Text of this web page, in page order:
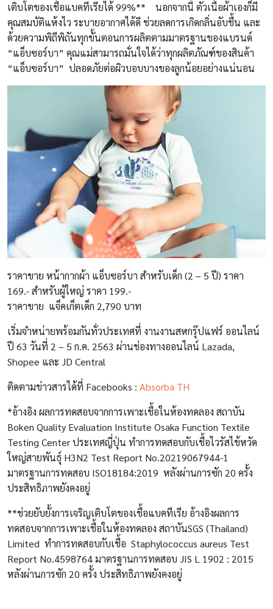
เติบโตของเชื้อแบคทีเรียได้ 99%**
นอกจากนี้ ตัวเนื้อผ้าเองก็มี
คุณสมบัติแห้งไว ระบายอากาศได้ดี ช่วยลดการเกิดกลิ่นอับชื้น และ
ด้วยความพิถีพิถันทุกขั้นตอนการผลิตตามมาตรฐานของแบรนด์
“แอ็บซอร์บา” คุณแม่สามารถมั่นใจได้ว่าทุกผลิตภัณฑ์ของสินค้า
“แอ็บซอร์บา” ปลอดภัยต่อผิวบอบบางของลูกน้อยอย่างแน่นอน
ราคาขาย หน้ากากผ้า แอ็บซอร์บา สำหรับเด็ก (2 – 5 ปี) ราคา
169.- สำหรับผู้ใหญ่ ราคา 199.-
ราคาขาย แจ็คเก็ตเด็ก 2,790 บาท
เริ่มจำหน่ายพร้อมกันทั่วประเทศที่ งานงานสหกรุ๊ปแฟร์ ออนไลน์
ปี 63 วันที่ 2 – 5 ก.ค. 2563 ผ่านช่องทางออนไลน์ Lazada,
Shopee และ JD Central
ติดตามข่าวสารได้ที่ Facebooks : Absorba TH
*อ้างอิง ผลการทดสอบจากการเพาะเชื้อในห้องทดลอง สถาบัน
Boken Quality Evaluation Institute Osaka Function Textile
Testing Center ประเทศญี่ปุ่น ทำการทดสอบกับเชื้อไวรัสไข้หวัด
ใหญ่สายพันธุ์ H3N2 Test Report No.20219067944-1
มาตรฐานการทดสอบ ISO18184:2019 หลังผ่านการซัก 20 ครั้ง
ประสิทธิภาพยังคงอยู่
**ช่วยยับยั้งการเจริญเติบโตของเชื้อแบคทีเรีย อ้างอิงผลการ
ทดสอบจากการเพาะเชื้อในห้องทดลอง สถาบันSGS (Thailand)
Limited ทำการทดสอบกับเชื้อ Staphylococcus aureus Test
Report No.4598764 มาตรฐานการทดสอบ JIS L 1902 : 2015
หลังผ่านการซัก 20 ครั้ง ประสิทธิภาพยังคงอยู่